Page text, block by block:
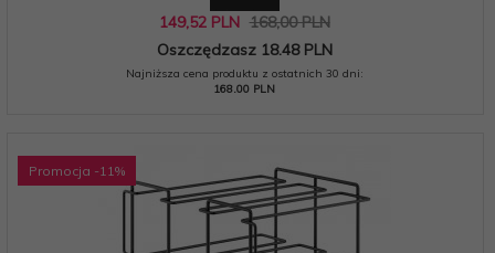
149,52 PLN 168,00 PLN
Oszczędzasz 18.48 PLN
Najniższa cena produktu z ostatnich 30 dni:
168.00 PLN
Promocja -11 %